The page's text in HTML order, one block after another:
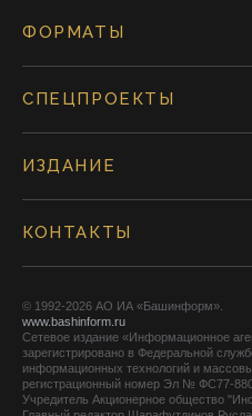
ФОРМАТЫ
СПЕЦПРОЕКТЫ
ИЗДАНИЕ
КОНТАКТЫ
© 1992-2026 АО ИА «Башинформ».
www.bashinform.ru
Сетевое издание «Информационное
зарегистрировано в Федеральной
информационных технологий и
регистрационный номер Эл № ФС77-
Учредитель Акционерное общество